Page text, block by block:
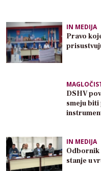
IN MEDIJA
Pravo
DSHV
smeju
IN MEDIJA
Odbornik
stanje u